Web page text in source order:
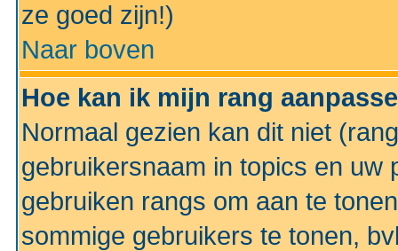
ze goed zijn!)
Naar boven
Hoe kan ik mijn rang
Normaal gezien kan dit niet
gebruikersnaam in topics en uw
gebruiken rangs om aan te
sommige gebruikers te tonen,